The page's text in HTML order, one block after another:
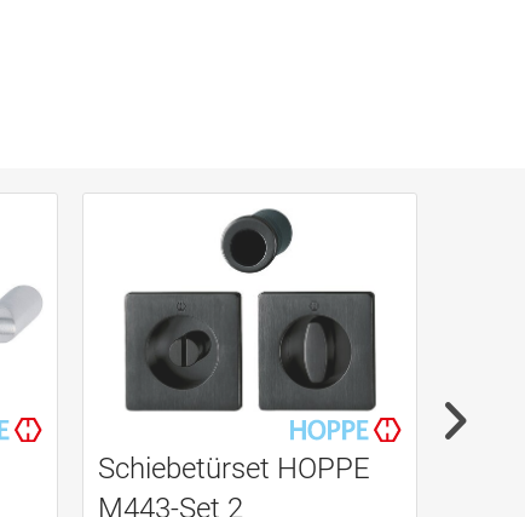
Schiebetürset HOPPE
M443-Set 2